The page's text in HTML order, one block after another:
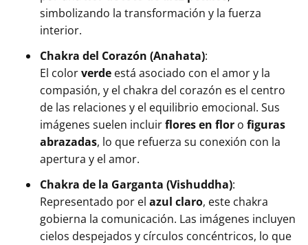
simbolizando la transformación y la fuerza
interior.
Chakra del Corazón (Anahata):
El colorverde está asociado con el amor y la
compasión, y el chakra del corazón es el centro
de las relaciones y el equilibrio emocional. Sus
imágenes suelen incluirflores en flor o figuras
abrazadas, lo que refuerza su conexión con la
apertura y el amor.
Chakra de la Garganta (Vishuddha):
Representado por el azul claro, este chakra
gobierna la comunicación. Las imágenes incluyen
cielos despejados y círculos concéntricos, lo que